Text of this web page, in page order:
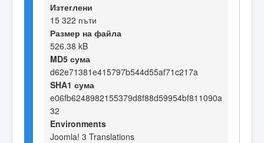
Изтеглени
15 322 пъти
Размер на файла
526.38 kB
MD5 сума
d62e71381e415797b544d55af71c217a
SHA1 сума
e06fb6248982155379d8f88d59954bf811090a
32
Environments
Joomla! 3 Translations